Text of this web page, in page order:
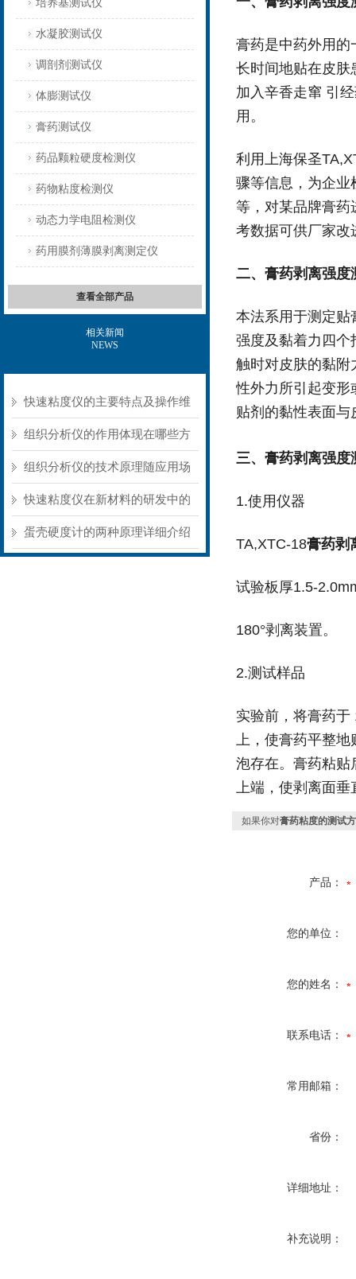
培养基测试仪
水凝胶测试仪
调剖剂测试仪
体膨测试仪
膏药测试仪
药品颗粒硬度检测仪
药物粘度检测仪
动态力学电阻检测仪
药用膜剂薄膜剥离测定仪
查看全部产品
相关新闻
NEWS
快速粘度仪的主要特点及操作维
护方式
组织分析仪的作用体现在哪些方
面？
组织分析仪的技术原理随应用场
景不同存在明显差异
快速粘度仪在新材料的研发中的
应用
蛋壳硬度计的两种原理详细介绍
膏药是中药外用的
长时间地贴在皮肤
加入辛香走窜 引
用。
利用上海保圣
骤等信息，为企业
等，对某品牌膏药
考数据可供厂家改
二、 膏药剥离强度
本法系用于测定贴
强度及黏着力四个
触时对皮肤的黏附
性外力所引起变形
贴剂的黏性表面
三、膏药剥离强度
1.使用仪器
TA,XTC-18膏药剥
试验板厚1.5-
180°剥离装置。
2.测试样品
实验前，将膏药
上，使膏药平整地
泡存在。膏药粘贴
上端，使剥离面垂
如果你对膏药粘度的测试
产品：
您的单位：
您的姓名：
联系电话：
常用邮箱：
省份：
详细地址：
补充说明：